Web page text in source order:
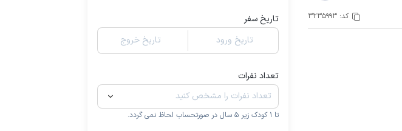
کد:3235993
تاریخ سفر
تاریخ ورود
تاریخ خروج
تعداد نفرات
تا 1 کودک زیر 5 سال در صورتحساب لحاظ نمی گردد.